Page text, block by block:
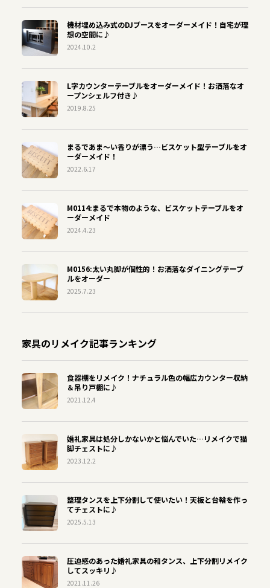
機材埋め込み式のDJブースをオーダーメイド！自宅が理
想の空間に♪
2024.10.2
L字カウンターテーブルをオーダーメイド！お洒落なオ
ープンシェルフ付き♪
2019.8.25
まるであま〜い香りが漂う…ビスケット型テーブルをオ
ーダーメイド！
2022.6.17
M0114:まるで本物のような、ビスケットテーブルをオ
ーダーメイド
2024.4.23
M0156:太い丸脚が個性的！お洒落なダイニングテーブ
ルをオーダー
2025.7.23
家具のリメイク記事ランキング
食器棚をリメイク！ナチュラル色の幅広カウンター収納
＆吊り戸棚に♪
2021.12.4
婚礼家具は処分しかないかと悩んでいた…リメイクで猫
脚チェストに♪
2023.12.2
整理タンスを上下分割して使いたい！天板と台輪を作っ
てチェストに♪
2025.5.13
圧迫感のあった婚礼家具の和タンス、上下分割リメイク
してスッキリ♪
2021.11.26